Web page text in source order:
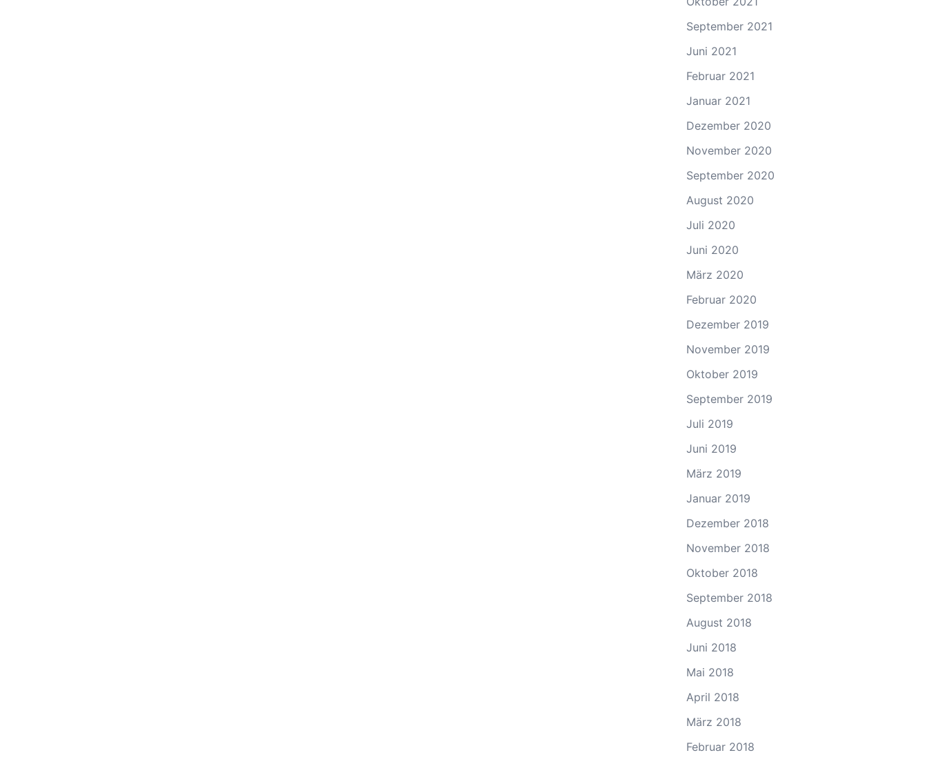
September 2021
Juni 2021
Februar 2021
Januar 2021
Dezember 2020
November 2020
September 2020
August 2020
Juli 2020
Juni 2020
März 2020
Februar 2020
Dezember 2019
November 2019
Oktober 2019
September 2019
Juli 2019
Juni 2019
März 2019
Januar 2019
Dezember 2018
November 2018
Oktober 2018
September 2018
August 2018
Juni 2018
Mai 2018
April 2018
März 2018
Februar 2018